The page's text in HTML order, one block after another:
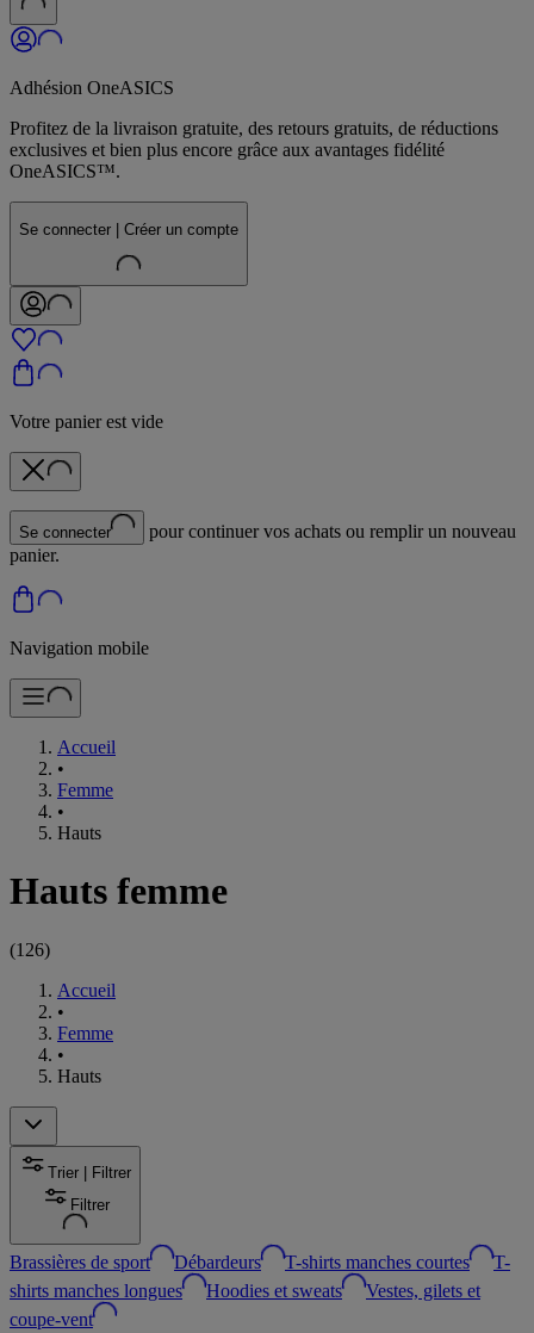
Adhésion OneASICS
Profitez de la livraison gratuite, des retours gratuits, de réductions
exclusives et bien plus encore grâce aux avantages fidélité
OneASICS™.
Se connecter | Créer un compte
Votre panier est vide
Se connecter
pour continuer vos achats ou remplir un nouveau
panier.
Navigation mobile
Accueil
•
Femme
•
Hauts
Hauts femme
(126)
Accueil
•
Femme
•
Hauts
Trier | Filtrer
Filtrer
Brassières de sport Débardeurs T-shirts manches courtes
T-
shirts manches longues
Hoodies et sweats
Vestes, gilets et
coupe-vent